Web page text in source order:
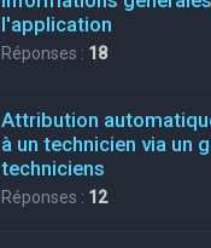
l'application
Réponses : 18
Attribution
à un technicien via un
techniciens
Réponses : 12